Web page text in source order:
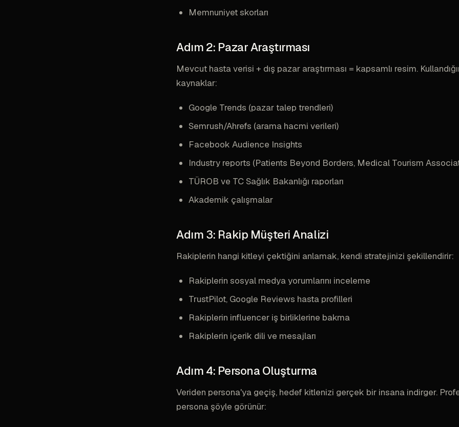
Memnuniyet skorları
Adım 2: Pazar Araştırması
Mevcut hasta verisi + dış pazar araştırması = kapsamlı resim.
kaynaklar:
Google Trends (pazar talep trendleri)
Semrush/Ahrefs (arama hacmi verileri)
Facebook Audience Insights
Industry reports (Patients Beyond Borders, Medical Tourism
TÜROB ve TC Sağlık Bakanlığı raporları
Akademik çalışmalar
Adım 3: Rakip Müşteri Analizi
Rakiplerin hangi kitleyi çektiğini anlamak, kendi stratejinizi şekillendirir:
Rakiplerin sosyal medya yorumlarını inceleme
TrustPilot, Google Reviews hasta profilleri
Rakiplerin influencer iş birliklerine bakma
Rakiplerin içerik dili ve mesajları
Adım 4: Persona Oluşturma
Veriden persona'ya geçiş, hedef kitlenizi gerçek bir insana indirger.
persona şöyle görünür: